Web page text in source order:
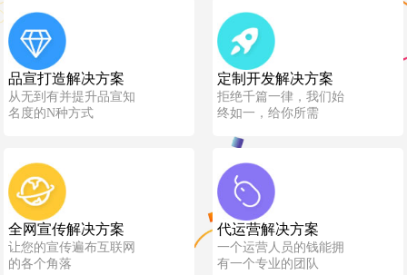
品宣打造解决方案
从无到有并提升品宣知
名度的N种方式
定制开发解决方案
拒绝千篇一律，我们始
终如一，给你所需
全网宣传解决方案
让您的宣传遍布互联网
的各个角落
代运营解决方案
一个运营人员的钱能拥
有一个专业的团队